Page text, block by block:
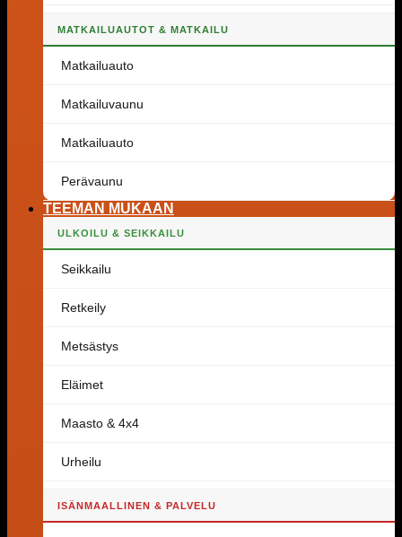
MATKAILUAUTOT & MATKAILU
Matkailuauto
Matkailuvaunu
Matkailuauto
Perävaunu
TEEMAN MUKAAN
ULKOILU & SEIKKAILU
Seikkailu
Retkeily
Metsästys
Eläimet
Maasto & 4x4
Urheilu
ISÄNMAALLINEN & PALVELU